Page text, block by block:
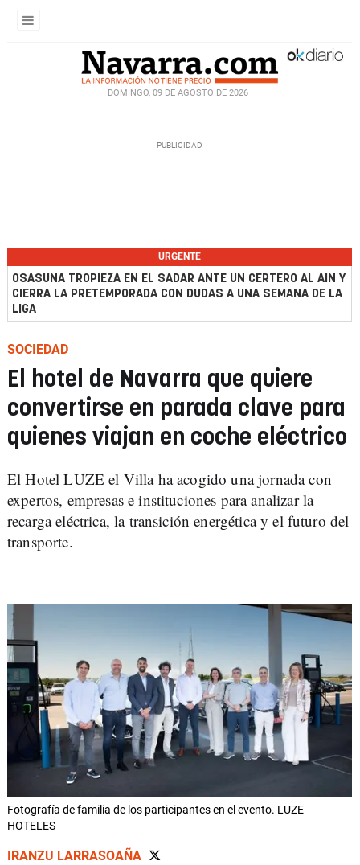
DOMINGO, 09 DE AGOSTO DE 2026
URGENTE
OSASUNA TROPIEZA EN EL SADAR ANTE UN CERTERO AL AIN Y
CIERRA LA PRETEMPORADA CON DUDAS A UNA SEMANA DE LA
LIGA
SOCIEDAD
El hotel de Navarra que quiere
convertirse en parada clave para
quienes viajan en coche eléctrico
El Hotel LUZE el Villa ha acogido una jornada con
expertos, empresas e instituciones para analizar la
recarga eléctrica, la transición energética y el futuro del
transporte.
Fotografía de familia de los participantes en el evento. LUZE
HOTELES
IRANZU LARRASOAÑA